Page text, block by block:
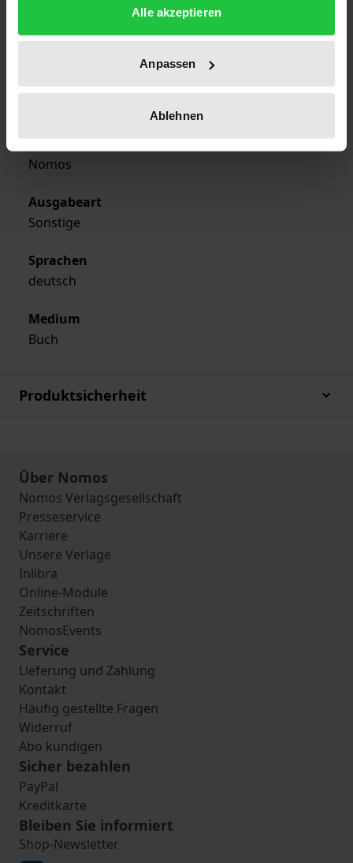
Alle akzeptieren
Anpassen
Ablehnen
Erscheinungsjahr
Verlag
Nomos
Ausgabeart
Sonstige
Sprachen
deutsch
Medium
Buch
Produktsicherheit
Über Nomos
Nomos Verlagsgesellschaft
Presseservice
Karriere
Unsere Verlage
Inlibra
Online-Module
Zeitschriften
NomosEvents
Service
Lieferung und Zahlung
Kontakt
Häufig gestellte Fragen
Widerruf
Abo kündigen
Sicher bezahlen
PayPal
Kreditkarte
Bleiben Sie informiert
Shop-Newsletter